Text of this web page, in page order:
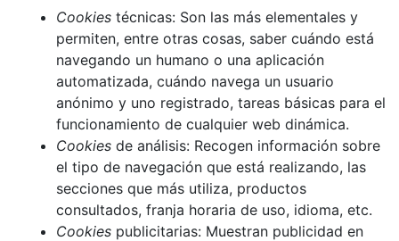
Cookies técnicas: Son las más elementales y
permiten, entre otras cosas, saber cuándo está
navegando un humano o una aplicación
automatizada, cuándo navega un usuario
anónimo y uno registrado, tareas básicas para el
funcionamiento de cualquier web dinámica.
Cookies de análisis: Recogen información sobre
el tipo de navegación que está realizando, las
secciones que más utiliza, productos
consultados, franja horaria de uso, idioma, etc.
Cookies publicitarias: Muestran publicidad en